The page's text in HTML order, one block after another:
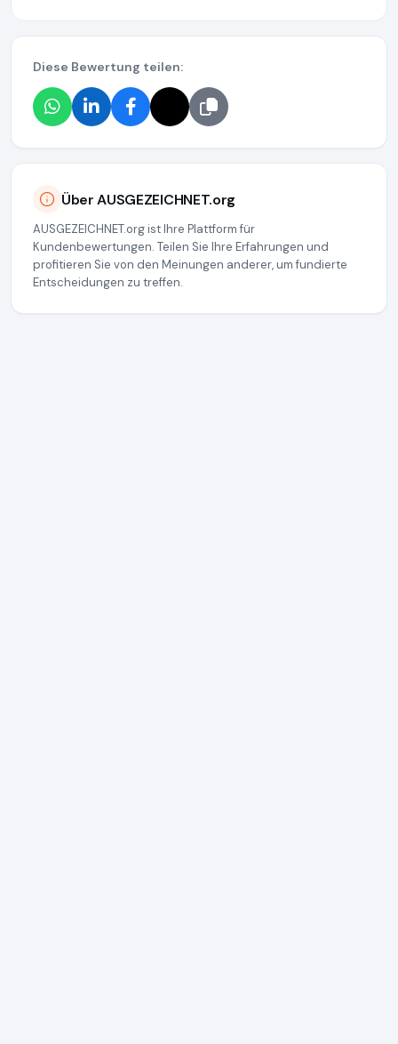
Diese Bewertung teilen:
Über AUSGEZEICHNET.org
AUSGEZEICHNET.org ist Ihre Plattform für
Kundenbewertungen. Teilen Sie Ihre Erfahrungen und
profitieren Sie von den Meinungen anderer, um fundierte
Entscheidungen zu treffen.